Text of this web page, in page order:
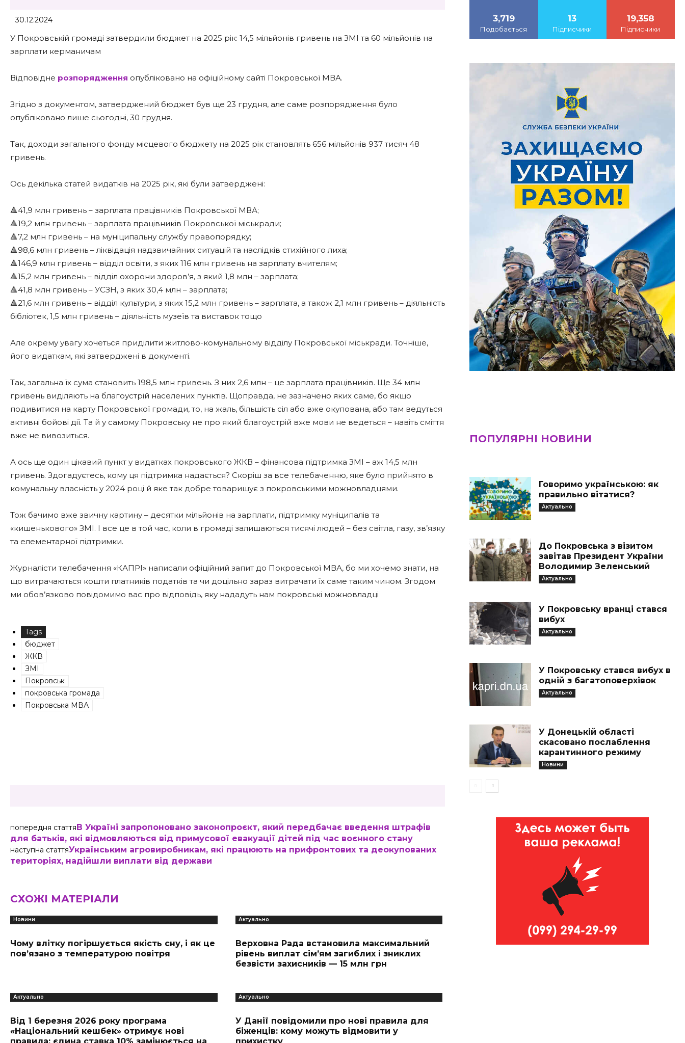
30.12.2024
У Покровській громаді затвердили бюджет на 2025 рік: 14,5 мільйонів гривень на ЗМІ та 60 мільйонів на
зарплати керманичам
Відповідне розпорядження опубліковано на офіційному сайті Покровської МВА.
Згідно з документом, затверджений бюджет був ще 23 грудня, але саме розпорядження було
опубліковано лише сьогодні, 30 грудня.
Так, доходи загального фонду місцевого бюджету на 2025 рік становлять 656 мільйонів 937 тисяч 48
гривень.
Ось декілька статей видатків на 2025 рік, які були затверджені:
🔺41,9 млн гривень – зарплата працівників Покровської МВА;
🔺19,2 млн гривень – зарплата працівників Покровської міськради;
🔺7,2 млн гривень – на муніципальну службу правопорядку;
🔺98,6 млн гривень – ліквідація надзвичайних ситуацій та наслідків стихійного лиха;
🔺146,9 млн гривень – відділ освіти, з яких 116 млн гривень на зарплату вчителям;
🔺15,2 млн гривень – відділ охорони здоров’я, з який 1,8 млн – зарплата;
🔺41,8 млн гривень – УСЗН, з яких 30,4 млн – зарплата;
🔺21,6 млн гривень – відділ культури, з яких 15,2 млн гривень – зарплата, а також 2,1 млн гривень – діяльність
бібліотек, 1,5 млн гривень – діяльність музеїв та виставок тощо
Але окрему увагу хочеться приділити житлово-комунальному відділу Покровської міськради. Точніше,
його видаткам, які затверджені в документі.
Так, загальна їх сума становить 198,5 млн гривень. З них 2,6 млн – це зарплата працівників. Ще 34 млн
гривень виділяють на благоустрій населених пунктів. Щоправда, не зазначено яких саме, бо якщо
подивитися на карту Покровської громади, то, на жаль, більшість сіл або вже окупована, або там ведуться
активні бойові дії. Та й у самому Покровську не про який благоустрій вже мови не ведеться – навіть сміття
вже не вивозиться.
А ось ще один цікавий пункт у видатках покровського ЖКВ – фінансова підтримка ЗМІ – аж 14,5 млн
гривень. Здогадуєтесь, кому ця підтримка надається? Скоріш за все телебаченню, яке було прийнято в
комунальну власність у 2024 році й яке так добре товаришує з покровськими можновладцями.
Тож бачимо вже звичну картину – десятки мільйонів на зарплати, підтримку муніципалів та
«кишенькового» ЗМІ. І все це в той час, коли в громаді залишаються тисячі людей – без світла, газу, зв’язку
та елементарної підтримки.
Журналісти телебачення «КАПРІ» написали офіційний запит до Покровської МВА, бо ми хочемо знати, на
що витрачаються кошти платників податків та чи доцільно зараз витрачати їх саме таким чином. Згодом
ми обов’язково повідомимо вас про відповідь, яку нададуть нам покровські можновладці
Tags
бюджет
ЖКВ
ЗМІ
Покровськ
покровська громада
Покровська МВА
попередня статтяВ Україні запропоновано законопроєкт, який передбачає введення штрафів
для батьків, які відмовляються від примусової евакуації дітей під час воєнного стану
наступна статтяУкраїнським агровиробникам, які працюють на прифронтових та деокупованих
територіях, надійшли виплати від держави
СХОЖІ МАТЕРІАЛИ
Новини
Чому влітку погіршується якість сну, і як це
пов’язано з температурою повітря
Актуально
Верховна Рада встановила максимальний
рівень виплат сім’ям загиблих і зниклих
безвісти захисників — 15 млн грн
Актуально
Від 1 березня 2026 року програма
«Національний кешбек» отримує нові
Актуально
У Данії повідомили про нові правила для
біженців: кому можуть відмовити у
3,719
Подобається
13
Підписчики
19,358
Підписчики
ПОПУЛЯРНІ НОВИНИ
Говоримо українською: як
правильно вітатися?
Актуально
До Покровська з візитом
завітав Президент України
Володимир Зеленський
Актуально
У Покровську вранці стався
вибух
Актуально
У Покровську стався вибух в
одній з багатоповерхівок
Актуально
У Донецькій області
скасовано послаблення
карантинного режиму
Новини